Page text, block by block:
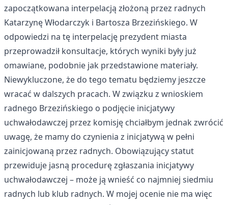
zapoczątkowana interpelacją złożoną przez radnych
Katarzynę Włodarczyk i Bartosza Brzezińskiego. W
odpowiedzi na tę interpelację prezydent miasta
przeprowadził konsultacje, których wyniki były już
omawiane, podobnie jak przedstawione materiały.
Niewykluczone, że do tego tematu będziemy jeszcze
wracać w dalszych pracach. W związku z wnioskiem
radnego Brzezińskiego o podjęcie inicjatywy
uchwałodawczej przez komisję chciałbym jednak zwrócić
uwagę, że mamy do czynienia z inicjatywą w pełni
zainicjowaną przez radnych. Obowiązujący statut
przewiduje jasną procedurę zgłaszania inicjatywy
uchwałodawczej – może ją wnieść co najmniej siedmiu
radnych lub klub radnych. W mojej ocenie nie ma więc